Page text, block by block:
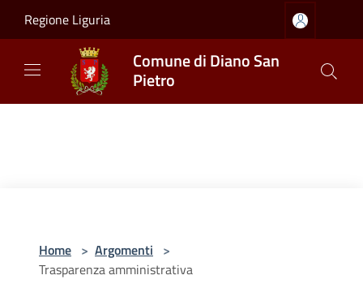
Regione Liguria
Comune di Diano San
Pietro
Home > Argomenti >
Trasparenza amministrativa